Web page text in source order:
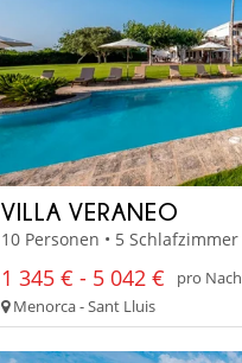
VILLA VERANEO
10 Personen • 5
1 345 € - 5 042 €
pro
Menorca - Sant Lluis